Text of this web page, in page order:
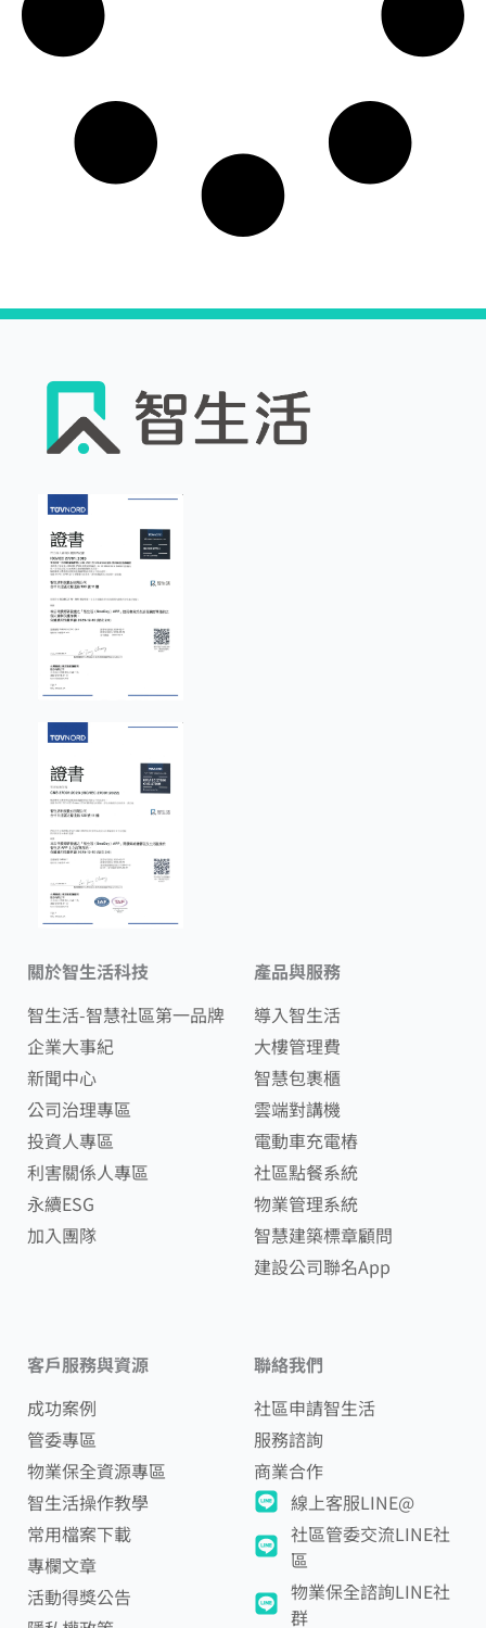
關於智生活科技
智生活-智慧社區第一品牌
企業大事紀
新聞中心
公司治理專區
投資人專區
利害關係人專區
永續ESG
加入團隊
產品與服務
導入智生活
大樓管理費
智慧包裹櫃
雲端對講機
電動車充電樁
社區點餐系統
物業管理系統
智慧建築標章顧問
建設公司聯名App
客戶服務與資源
成功案例
管委專區
物業保全資源專區
智生活操作教學
常用檔案下載
專欄文章
活動得獎公告
聯絡我們
社區申請智生活
服務諮詢
商業合作
線上客服LINE@
社區管委交流LINE社
區
物業保全諮詢LINE社
群